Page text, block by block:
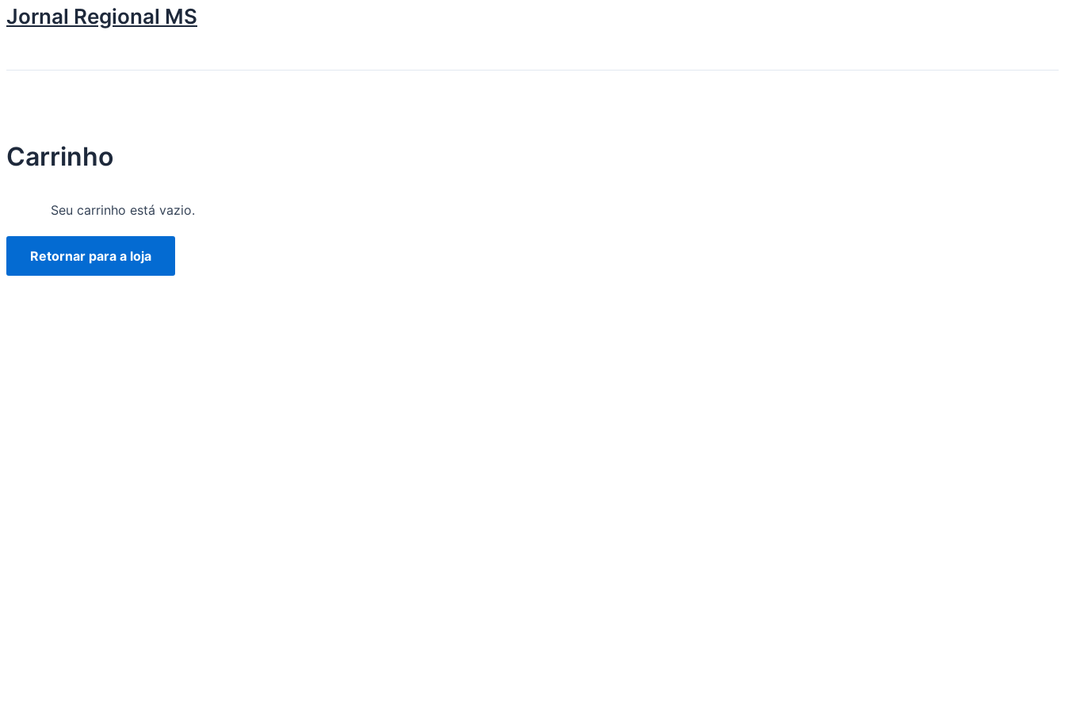
para
conteúdo
Jornal Regional MS
Carrinho
Seu carrinho está vazio.
Retornar para a loja